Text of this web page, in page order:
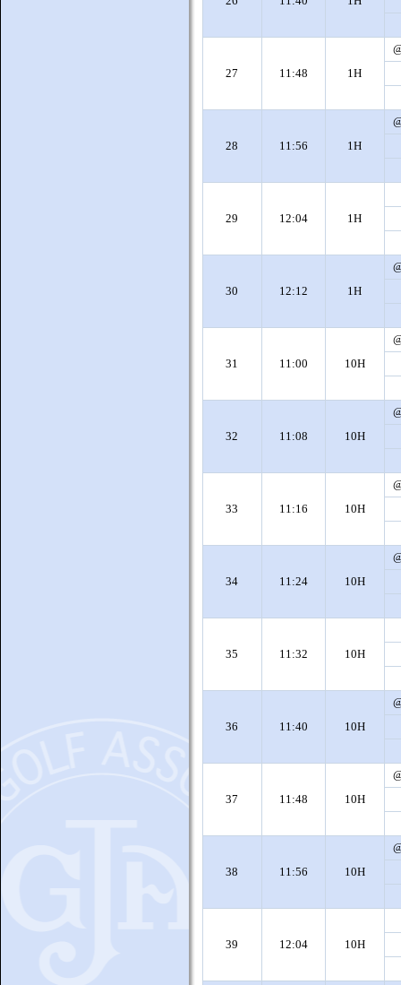
27 11:48 1H
28 11:56 1H
29 12:04 1H
30 12:12 1H
31 11:00 10H
32 11:08 10H
33 11:16 10H
34 11:24 10H
35 11:32 10H
36 11:40 10H
37 11:48 10H
38 11:56 10H
39 12:04 10H